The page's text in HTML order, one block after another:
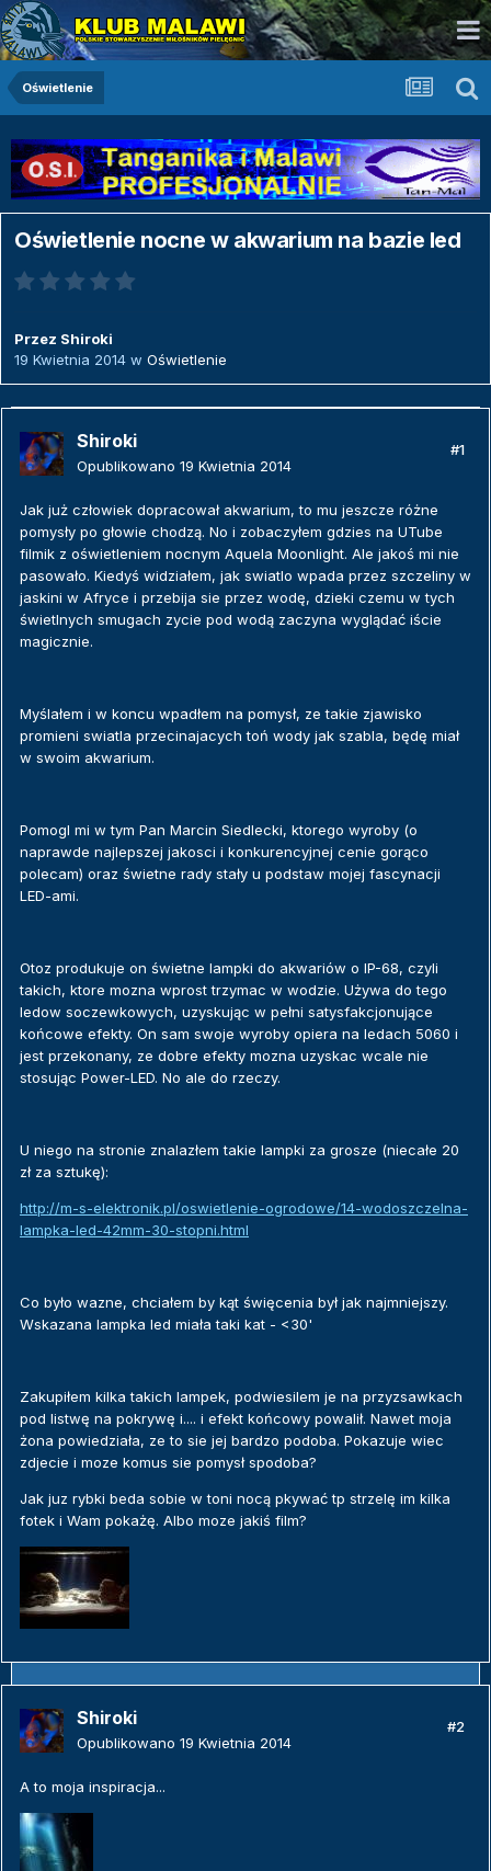
Oświetlenie
Oświetlenie nocne w akwarium na bazie led
Przez Shiroki
19 Kwietnia 2014 w Oświetlenie
Shiroki
Opublikowano 19 Kwietnia 2014
#1
Jak już człowiek dopracował akwarium, to mu jeszcze różne
pomysły po głowie chodzą. No i zobaczyłem gdzies na UTube
filmik z oświetleniem nocnym Aquela Moonlight. Ale jakoś mi nie
pasowało. Kiedyś widziałem, jak swiatlo wpada przez szczeliny w
jaskini w Afryce i przebija sie przez wodę, dzieki czemu w tych
świetlnych smugach zycie pod wodą zaczyna wyglądać iście
magicznie.
Myślałem i w koncu wpadłem na pomysł, ze takie zjawisko
promieni swiatla przecinajacych toń wody jak szabla, będę miał
w swoim akwarium.
Pomogl mi w tym Pan Marcin Siedlecki, ktorego wyroby (o
naprawde najlepszej jakosci i konkurencyjnej cenie gorąco
polecam) oraz świetne rady stały u podstaw mojej fascynacji
LED-ami.
Otoz produkuje on świetne lampki do akwariów o IP-68, czyli
takich, ktore mozna wprost trzymac w wodzie. Używa do tego
ledow soczewkowych, uzyskując w pełni satysfakcjonujące
końcowe efekty. On sam swoje wyroby opiera na ledach 5060 i
jest przekonany, ze dobre efekty mozna uzyskac wcale nie
stosując Power-LED. No ale do rzeczy.
U niego na stronie znalazłem takie lampki za grosze (niecałe 20
zł za sztukę):
http://m-s-elektronik.pl/oswietlenie-ogrodowe/14-wodoszczelna-
lampka-led-42mm-30-stopni.html
Co było wazne, chciałem by kąt święcenia był jak najmniejszy.
Wskazana lampka led miała taki kat - <30'
Zakupiłem kilka takich lampek, podwiesilem je na przyzsawkach
pod listwę na pokrywę i.... i efekt końcowy powalił. Nawet moja
żona powiedziała, ze to sie jej bardzo podoba. Pokazuje wiec
zdjecie i moze komus sie pomysł spodoba?
Jak juz rybki beda sobie w toni nocą pkywać tp strzelę im kilka
fotek i Wam pokażę. Albo moze jakiś film?
Shiroki
Opublikowano 19 Kwietnia 2014
#2
A to moja inspiracja...